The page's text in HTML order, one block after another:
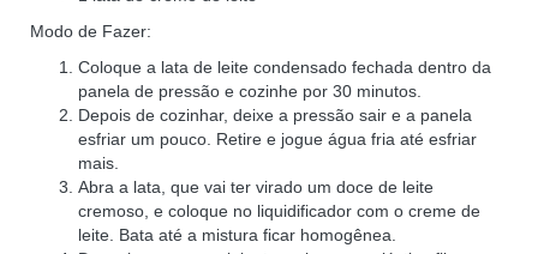
Modo de Fazer:
Coloque a lata de leite condensado fechada dentro da
panela de pressão e cozinhe por 30 minutos.
Depois de cozinhar, deixe a pressão sair e a panela
esfriar um pouco. Retire e jogue água fria até esfriar
mais.
Abra a lata, que vai ter virado um doce de leite
cremoso, e coloque no liquidificador com o creme de
leite. Bata até a mistura ficar homogênea.